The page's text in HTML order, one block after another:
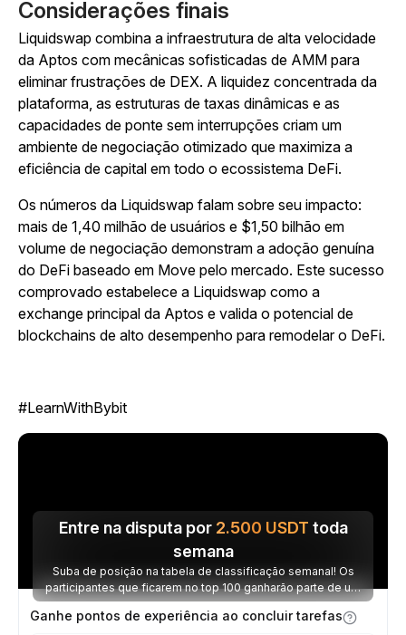
Considerações finais
Liquidswap combina a infraestrutura de alta velocidade
da Aptos com mecânicas sofisticadas de AMM para
eliminar frustrações de DEX. A liquidez concentrada da
plataforma, as estruturas de taxas dinâmicas e as
capacidades de ponte sem interrupções criam um
ambiente de negociação otimizado que maximiza a
eficiência de capital em todo o ecossistema DeFi.
Os números da Liquidswap falam sobre seu impacto:
mais de 1,40 milhão de usuários e $1,50 bilhão em
volume de negociação demonstram a adoção genuína
do DeFi baseado em Move pelo mercado. Este sucesso
comprovado estabelece a Liquidswap como a
exchange principal da Aptos e valida o potencial de
blockchains de alto desempenho para remodelar o DeFi.
#LearnWithBybit
Entre na disputa por 2.500 USDT toda
semana
Suba de posição na tabela de classificação semanal! Os
participantes que ficarem no top 100 ganharão parte de um
prêmio de 2.500 USDT toda semana.
Ganhe pontos de experiência ao concluir tarefas